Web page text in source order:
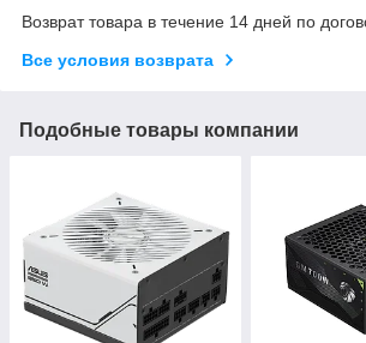
Возврат товара в течение 14 дней по
Все условия возврата
Подобные товары компании